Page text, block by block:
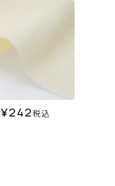
¥242税込